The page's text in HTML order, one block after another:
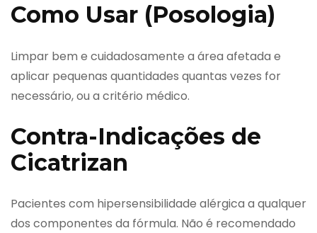
Como Usar (Posologia)
Limpar bem e cuidadosamente a área afetada e
aplicar pequenas quantidades quantas vezes for
necessário, ou a critério médico.
Contra-Indicações de
Cicatrizan
Pacientes com hipersensibilidade alérgica a qualquer
dos componentes da fórmula. Não é recomendado